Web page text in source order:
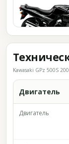
Kawasaki GPz 500S
Двигатель
Двигатель